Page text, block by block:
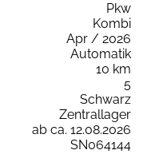
Pkw
Kombi
Apr / 2026
Automatik
10 km
5
Schwarz
Zentrallager
ab ca. 12.08.2026
SN064144